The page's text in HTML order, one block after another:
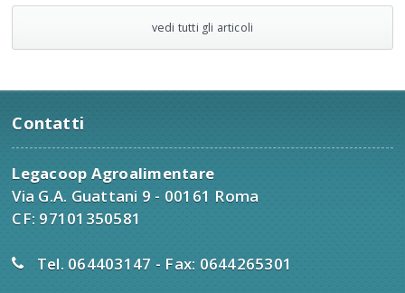
vedi tutti gli articoli
Contatti
Legacoop Agroalimentare
Via G.A. Guattani 9 - 00161 Roma
CF: 97101350581
Tel. 064403147 - Fax: 0644265301